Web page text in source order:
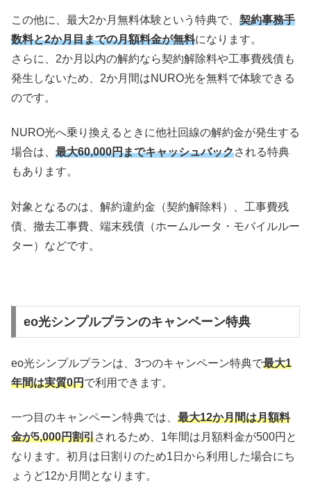
この他に、最大2か月無料体験という特典で、 契約事務手
数料と2か月目までの月額料金が無料になります。
さらに、2か月以内の解約なら契約解除料や工事費残債も
発生しないため、2か月間はNURO光を無料で体験できる
のです。
NURO光へ乗り換えるときに他社回線の解約金が発生する
場合は、 最大60,000円までキャッシュバックされる特典
もあります。
対象となるのは、解約違約金（契約解除料）、工事費残
債、撤去工事費、端末残債（ホームルータ・モバイルルー
ター）などです。
eo光シンプルプランのキャンペーン特典
eo光シンプルプランは、3つのキャンペーン特典で最大1
年間は実質0円で利用できます。
一つ目のキャンペーン特典では、 最大12か月間は月額料
金が5,000円割引されるため、1年間は月額料金が500円と
なります。初月は日割りのため1日から利用した場合にち
ょうど12か月間となります。